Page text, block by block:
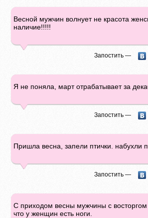
Весной мужчин волнует не красота
наличие!!!!!
Запостить —
Я не поняла, март отрабатывает за
Запостить —
Пришла вeсна, запели птички. набухли
Запостить —
С приходом весны мужчины с
что у женщин есть ноги.